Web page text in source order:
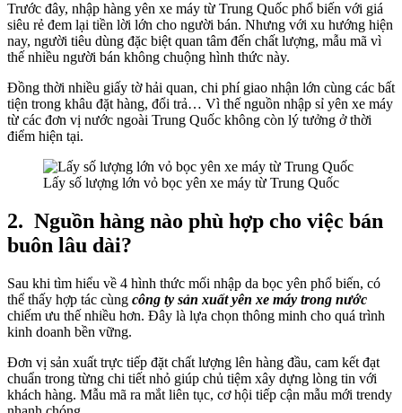
Trước đây, nhập hàng yên xe máy từ Trung Quốc phổ biến với giá
siêu rẻ đem lại tiền lời lớn cho người bán. Nhưng với xu hướng hiện
nay, người tiêu dùng đặc biệt quan tâm đến chất lượng, mẫu mã vì
thế nhiều người bán không chuộng hình thức này.
Đồng thời nhiều giấy tờ hải quan, chi phí giao nhận lớn cùng các bất
tiện trong khâu đặt hàng, đổi trả… Vì thế nguồn nhập sỉ yên xe máy
từ các đơn vị nước ngoài Trung Quốc không còn lý tưởng ở thời
điểm hiện tại.
Lấy số lượng lớn vỏ bọc yên xe máy từ Trung Quốc
2. Nguồn hàng nào phù hợp cho việc bán
buôn lâu dài?
Sau khi tìm hiểu về 4 hình thức mối nhập da bọc yên phổ biến, có
thể thấy hợp tác cùng công ty sản xuất yên xe máy trong nước
chiếm ưu thế nhiều hơn. Đây là lựa chọn thông minh cho quá trình
kinh doanh bền vững.
Đơn vị sản xuất trực tiếp đặt chất lượng lên hàng đầu, cam kết đạt
chuẩn trong từng chi tiết nhỏ giúp chủ tiệm xây dựng lòng tin với
khách hàng. Mẫu mã ra mắt liên tục, cơ hội tiếp cận mẫu mới trendy